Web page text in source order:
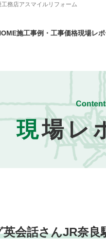
務店アスマイルリフォーム
施工事例・工事価格現場レポ
現場レ
会話さんJR奈